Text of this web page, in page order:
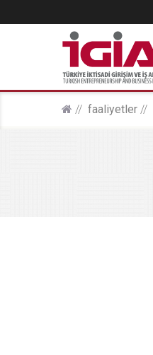
faali̇yetler